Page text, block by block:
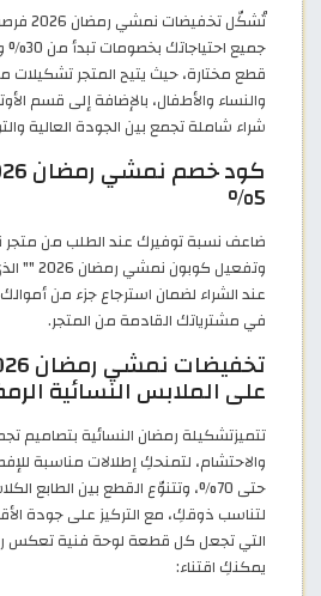
تُشكّل
قطع مختارة، حيث يتيح المتجر تشكيلات
والنساء والأطفال، بالإضافة إلى قسم
شراء شاملة تجمع بين الجودة العالية
5%
ضاعف نسبة توفيرك عند الطلب من
وتفعيل كوبون نمشي رمضان 2026 "
عند الشراء لضمان استرجاع جزء من
في مشترياتك القادمة من المتجر.
على الملابس النسائية
تتميزتشكيلة رمضان النسائية بتصاميم
والاحتشام، لتمنحكِ إطلالات مناسبة
حتى 70%، وتتنوّع القطع بين الطابع
لتناسب ذوقكِ، مع التركيز على جودة
التي تجعل كل قطعة لوحة فنية تعكس
يمكنكِ اقتناء: